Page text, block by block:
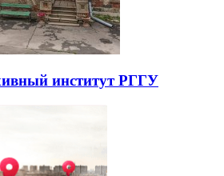
институт РГГУ